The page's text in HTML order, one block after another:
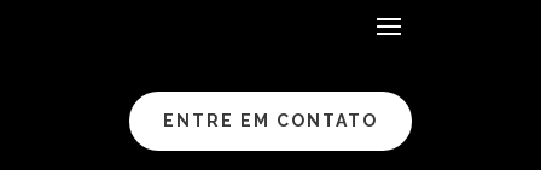
ENTRE EM CONTATO